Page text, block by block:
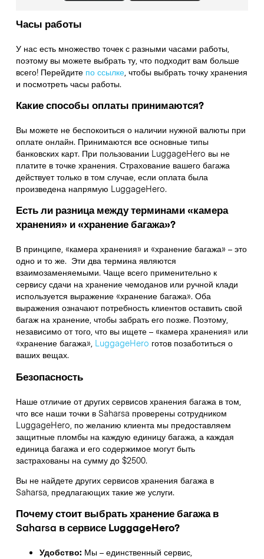
Часы работы
У нас есть множество точек с разными часами работы,
поэтому вы можете выбрать ту, что подходит вам больше
всего! Перейдите по ссылке, чтобы выбрать точку хранения
и посмотреть часы работы.
Какие способы оплаты принимаются?
Вы можете не беспокоиться о наличии нужной валюты при
оплате онлайн. Принимаются все основные типы
банковских карт. При пользовании LuggageHero вы не
платите в точке хранения. Страхование вашего багажа
действует только в том случае, если оплата была
произведена напрямую LuggageHero.
Есть ли разница между терминами «камера
хранения» и «хранение багажа»?
В принципе, «камера хранения» и «хранение багажа» – это
одно и то же. Эти два термина являются
взаимозаменяемыми. Чаще всего применительно к
сервису сдачи на хранение чемоданов или ручной клади
используется выражение «хранение багажа». Оба
выражения означают потребность клиентов оставить свой
багаж на хранение, чтобы забрать его позже. Поэтому,
независимо от того, что вы ищете – «камера хранения» или
«хранение багажа»,LuggageHero готов позаботиться о
ваших вещах.
Безопасность
Наше отличие от других сервисов хранения багажа в том,
чтовсе наши точки в Saharsa проверены сотрудником
LuggageHero, по желанию клиента мы предоставляем
защитные пломбы на каждую единицу багажа, а каждая
единица багажа и его содержимое могут быть
застрахованы на сумму до $2500.
Вы не найдете других сервисов хранения багажа в
Saharsa , предлагающих такие же услуги.
Почему стоит выбрать хранение багажа в
Saharsa в сервисе LuggageHero?
Удобство: Мы – единственный сервис,